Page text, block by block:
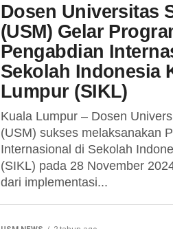
Dosen Universitas
(USM) Gelar
Pengabdian
Sekolah Indonesia
Lumpur (SIKL)
Kuala Lumpur – Dosen
(USM) sukses melaksanakan
Internasional di Sekolah
(SIKL) pada 28 November
dari implementasi...